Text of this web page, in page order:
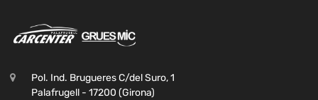
Pol. Ind. Brugueres C/del Suro, 1
Palafrugell - 17200 (Girona)